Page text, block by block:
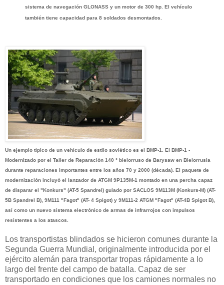
sistema de navegación GLONASS y un motor de 300 hp. El vehículo
también tiene capacidad para 8 soldados desmontados.
Un ejemplo típico de un vehículo de estilo soviético es el BMP-1. El BMP-1 -
Modernizado por el Taller de Reparación 140 ° bielorruso de Barysaw en Bielorrusia
durante reparaciones importantes entre los años 70 y 2000 (década). El paquete de
modernización incluyó el lanzador de ATGM 9P135M-1 montado en una percha capaz
de disparar el "Konkurs" (AT-5 Spandrel) guiado por SACLOS 9M113M (Konkurs-M) (AT-
5B Spandrel B), 9M111 "Fagot" (AT- 4 Spigot) y 9M111-2 ATGM "Fagot" (AT-4B Spigot B),
así como un nuevo sistema electrónico de armas de infrarrojos con impulsos
resistentes a los atascos.
Los transportistas blindados se hicieron comunes durante la
Segunda Guerra Mundial, originalmente introducida por el
ejército alemán para transportar tropas rápidamente a lo
largo del frente del campo de batalla. Capaz de ser
transportado en condiciones que los camiones normales no